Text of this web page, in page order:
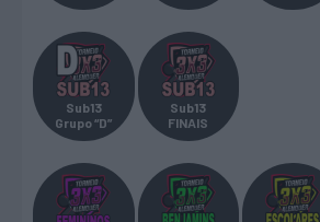
Sub13
Grupo “D”
Sub13
FINAIS